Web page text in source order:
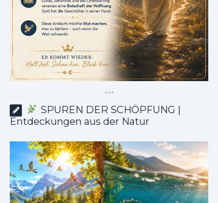
***
SPUREN DER SCHÖPFUNG |
Entdeckungen aus der Natur